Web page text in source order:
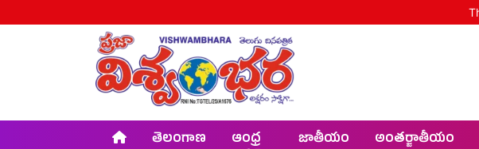
తెలంగాణ
ఆంధ్ర
జాతీయం అంతర్జాతీయం